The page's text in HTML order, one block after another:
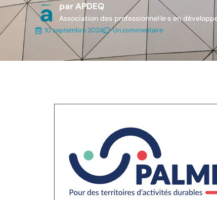
par APDEQ
Association des professionnel·le·s en
10 septembre 2024 Un commentaire